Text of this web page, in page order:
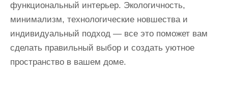
функциональный интерьер. Экологичность,
минимализм, технологические новшества и
индивидуальный подход — все это поможет вам
сделать правильный выбор и создать уютное
пространство в вашем доме.